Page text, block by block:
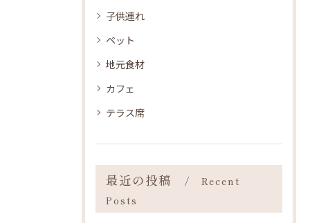
子供連れ
ペット
地元食材
カフェ
テラス席
最近の投稿
Recent
Posts